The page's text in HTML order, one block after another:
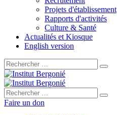
Projets d'établissement
Rapports d'activités
Culture & Santé
Actualités et Kiosque
English version
Rechercher :
Rechercher :
Faire un don